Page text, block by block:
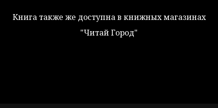
Книга также же доступна в книжных магазинах
"Читай Город"